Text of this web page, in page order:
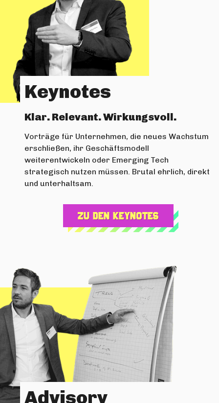
Keynotes
Klar. Relevant. Wirkungsvoll.
Vorträge für Unternehmen, die neues Wachstum
erschließen, ihr Geschäftsmodell
weiterentwickeln oder Emerging Tech
strategisch nutzen müssen. Brutal ehrlich, direkt
und unterhaltsam.
Zu den Keynotes
Advisory